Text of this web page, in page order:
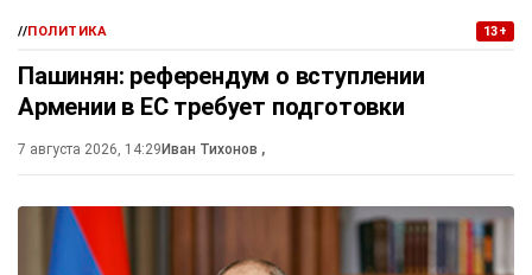
//ПОЛИТИКА 13+
Пашинян: референдум о вступлении
Армении в ЕС требует подготовки
7 августа 2026, 14:29 Иван Тихонов ,